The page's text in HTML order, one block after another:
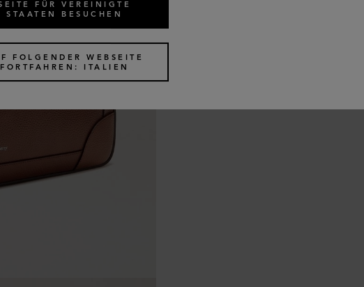
FÜR VEREINIGTE
STAATEN BESUCHEN
FOLGENDER WEBSEITE
FORTFAHREN: ITALIEN